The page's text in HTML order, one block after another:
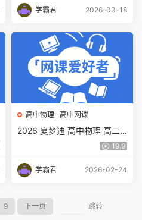
学霸君 2026-03-18
高中物理 · 高中网课
2026 夏梦迪 高中物理 高二
物理 秋季班 百度网盘下载19.9
学霸君 2026-02-24
9 下一页 跳转